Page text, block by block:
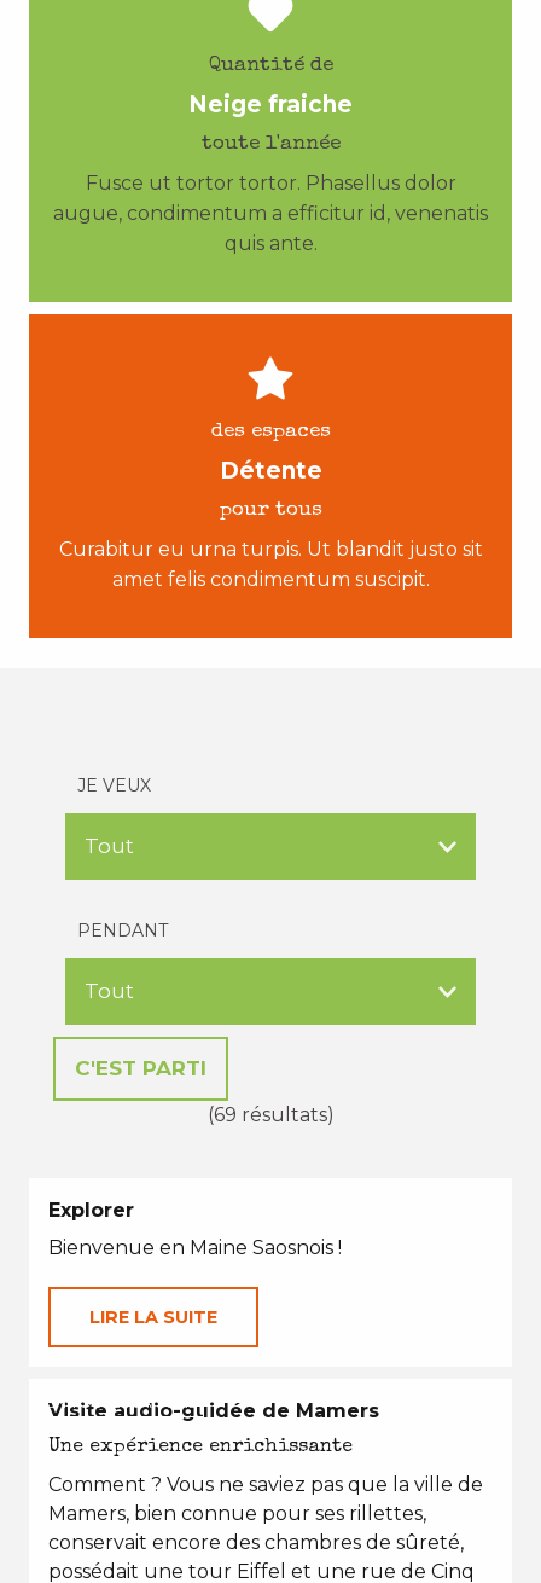
Quantité de
Neige fraiche
toute l'année
Fusce ut tortor tortor. Phasellus dolor
augue, condimentum a efficitur id, venenatis
quis ante.
des espaces
Détente
pour tous
Curabitur eu urna turpis. Ut blandit justo sit
amet felis condimentum suscipit.
JE VEUX
PENDANT
(69 résultats)
Explorer
Bienvenue en Maine Saosnois !
LIRE LA SUITE
EN TOUTES SAISONS
Visite audio-guidée de Mamers
Une expérience enrichissante
Comment ? Vous ne saviez pas que la ville de
Mamers, bien connue pour ses rillettes,
conservait encore des chambres de sûreté,
possédait une tour Eiffel et une rue de Cinq